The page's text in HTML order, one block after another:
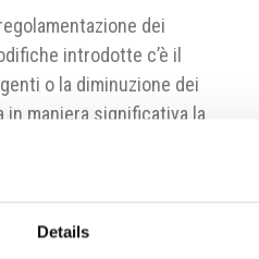
Details
dei
introdotte c’è il
o la diminuzione dei
maniera significativa la
e sterlina. Il
dal lavoro per ricerca